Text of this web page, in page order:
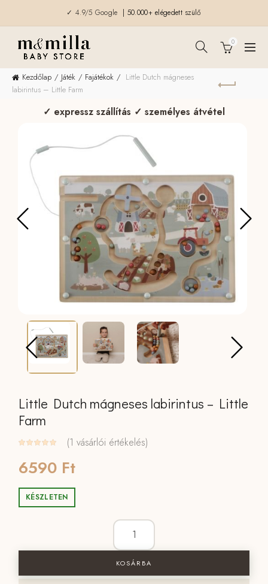
✓ 4.9/5 Google | 50.000+ elégedett szülő
0
Kezdőlap Játék Fajátékok
Little Dutch mágneses
labirintus – Little Farm
✓ expressz szállítás ✓ személyes átvétel
Little Dutch mágneses labirintus – Little
Farm
(1 vásárlói értékelés)
6590 Ft
KÉSZLETEN
Little Dutch mágneses labirintus - Little
KOSÁRBA